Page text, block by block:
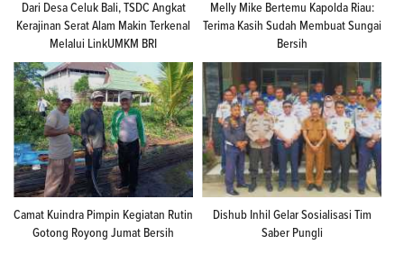
Dari Desa Celuk Bali, TSDC Angkat
Kerajinan Serat Alam Makin Terkenal
Melalui LinkUMKM BRI
Melly Mike Bertemu Kapolda Riau:
Terima Kasih Sudah Membuat Sungai
Bersih
Camat Kuindra Pimpin Kegiatan Rutin
Gotong Royong Jumat Bersih
Dishub Inhil Gelar Sosialisasi Tim
Saber Pungli